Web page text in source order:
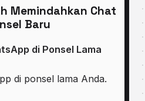
Memindahkan Chat
Baru
di Ponsel Lama
di ponsel lama Anda.